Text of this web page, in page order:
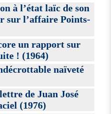
à l’état laïc de son
sur l’affaire Points-
un rapport sur
! (1964)
naïveté
de Juan José
(1976)